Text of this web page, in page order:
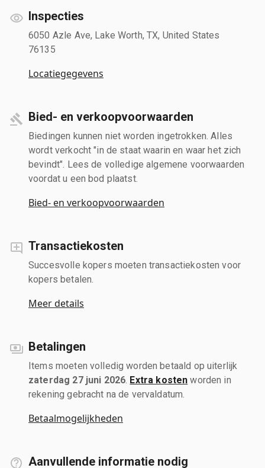
Inspecties
6050 Azle Ave, Lake Worth, TX, United States
76135
Locatiegegevens
Bied- en verkoopvoorwaarden
Biedingen kunnen niet worden ingetrokken. Alles
wordt verkocht "in de staat waarin en waar het zich
bevindt". Lees de volledige algemene voorwaarden
voordat u een bod plaatst.
Bied- en verkoopvoorwaarden
Transactiekosten
Succesvolle kopers moeten transactiekosten voor
kopers betalen.
Meer details
Betalingen
Items moeten volledig worden betaald op uiterlijk
zaterdag 27 juni 2026 Extra kosten worden in
rekening gebracht na de vervaldatum.
Betaalmogelijkheden
Aanvullende informatie nodig